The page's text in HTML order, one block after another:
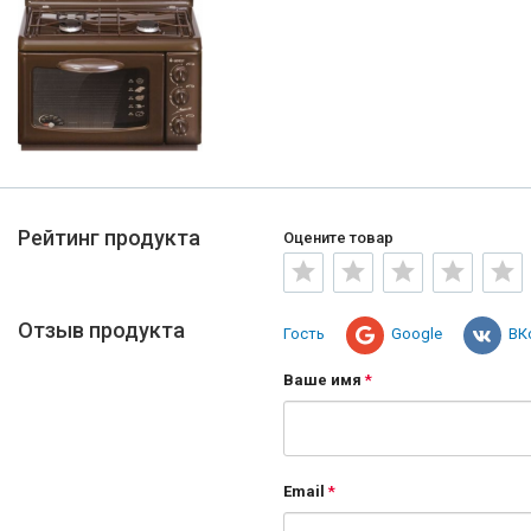
Рейтинг продукта Оцените товар
Отзыв продукта Гость Google
Ваше имя
Email